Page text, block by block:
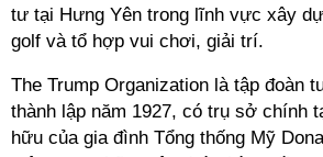
tư tại Hưng Yên trong lĩnh vực xây
golf và tổ hợp vui chơi, giải trí.
The Trump Organization là tập đoàn
thành lập năm 1927, có trụ sở chính
hữu của gia đình Tổng thống Mỹ